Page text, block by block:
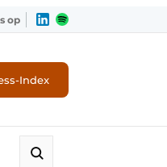
op
Index